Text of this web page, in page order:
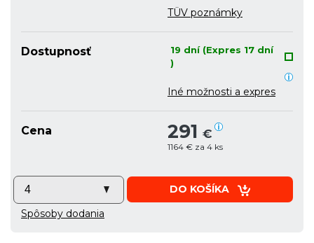
TÜV poznámky
Dostupnosť
19 dní (Expres 17 dní
)
Iné možnosti a expres
Cena 291 €
1164 € za 4 ks
DO KOŠÍKA
Spôsoby dodania